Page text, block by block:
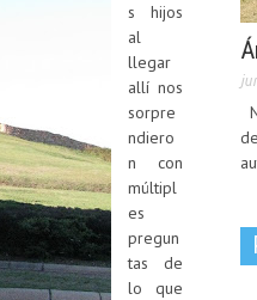
s hijos
al
llegar
allí nos
sorpre
ndiero
n con
múltipl
es
pregun
tas de
lo que